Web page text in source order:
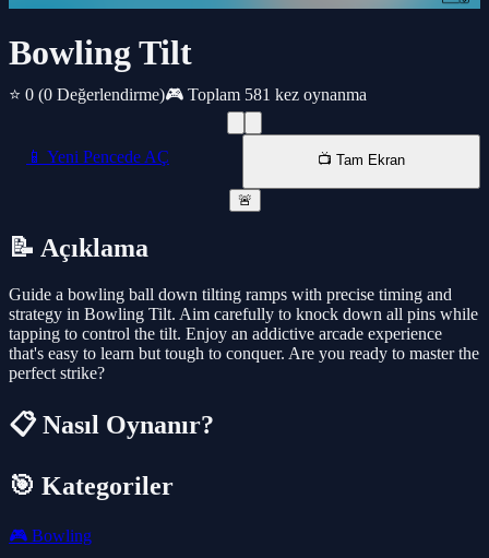
Bowling Tilt
⭐ 0 (0 Değerlendirme)🎮 Toplam 581 kez oynanma
📱 Yeni Pencede AÇ 📺 Tam Ekran
🚨
📝 Açıklama
Guide a bowling ball down tilting ramps with precise timing and
strategy in Bowling Tilt. Aim carefully to knock down all pins while
tapping to control the tilt. Enjoy an addictive arcade experience
that's easy to learn but tough to conquer. Are you ready to master the
perfect strike?
📋 Nasıl Oynanır?
🎯 Kategoriler
🎮 Bowling